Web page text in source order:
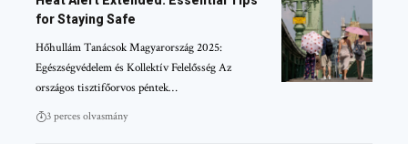
for Staying Safe
Hőhullám Tanácsok Magyarország 2025:
Egészségvédelem és Kollektív Felelősség Az
országos tisztifőorvos péntek…
3 perces olvasmány